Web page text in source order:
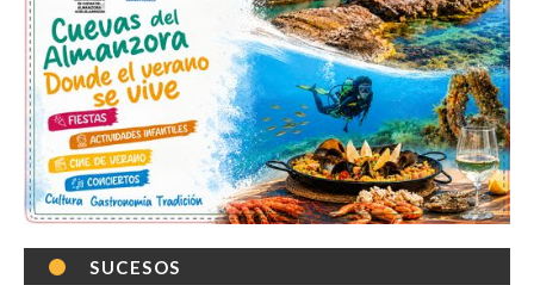
SUCESOS